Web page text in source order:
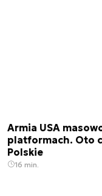
Armia USA
platformach. Oto
Polskie
16 min.